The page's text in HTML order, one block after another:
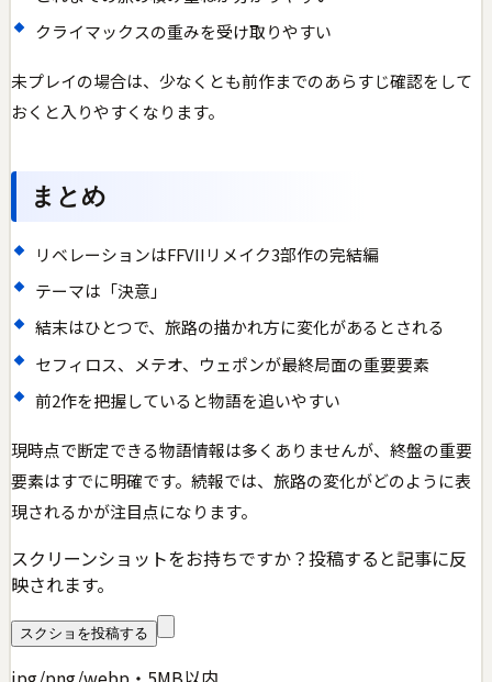
クライマックスの重みを受け取りやすい
未プレイの場合は、少なくとも前作までのあらすじ確認をして
おくと入りやすくなります。
まとめ
リベレーションはFFVIIリメイク3部作の完結編
テーマは「決意」
結末はひとつで、旅路の描かれ方に変化があるとされる
セフィロス、メテオ、ウェポンが最終局面の重要要素
前2作を把握していると物語を追いやすい
現時点で断定できる物語情報は多くありませんが、終盤の重要
要素はすでに明確です。続報では、旅路の変化がどのように表
現されるかが注目点になります。
スクリーンショットをお持ちですか？投稿すると記事に反
映されます。
スクショを投稿する